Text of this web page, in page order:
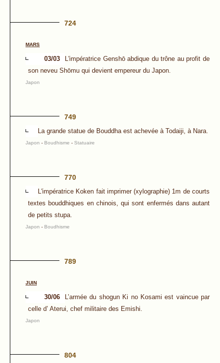
724
MARS
03/03
L'impératrice Genshō abdique du trône au profit de
son neveu Shōmu qui devient empereur du Japon.
Japon
749
La grande statue de Bouddha est achevée à Todaiji, à Nara.
Japon - Boudhisme - Statuaire
770
L'impératrice Koken fait imprimer (xylographie) 1m de courts
textes bouddhiques en chinois, qui sont enfermés dans autant
de petits stupa.
Japon - Boudhisme
789
JUIN
30/06
L’armée du shogun Ki no Kosami est vaincue par
celle d’ Aterui, chef militaire des Emishi.
Japon
804